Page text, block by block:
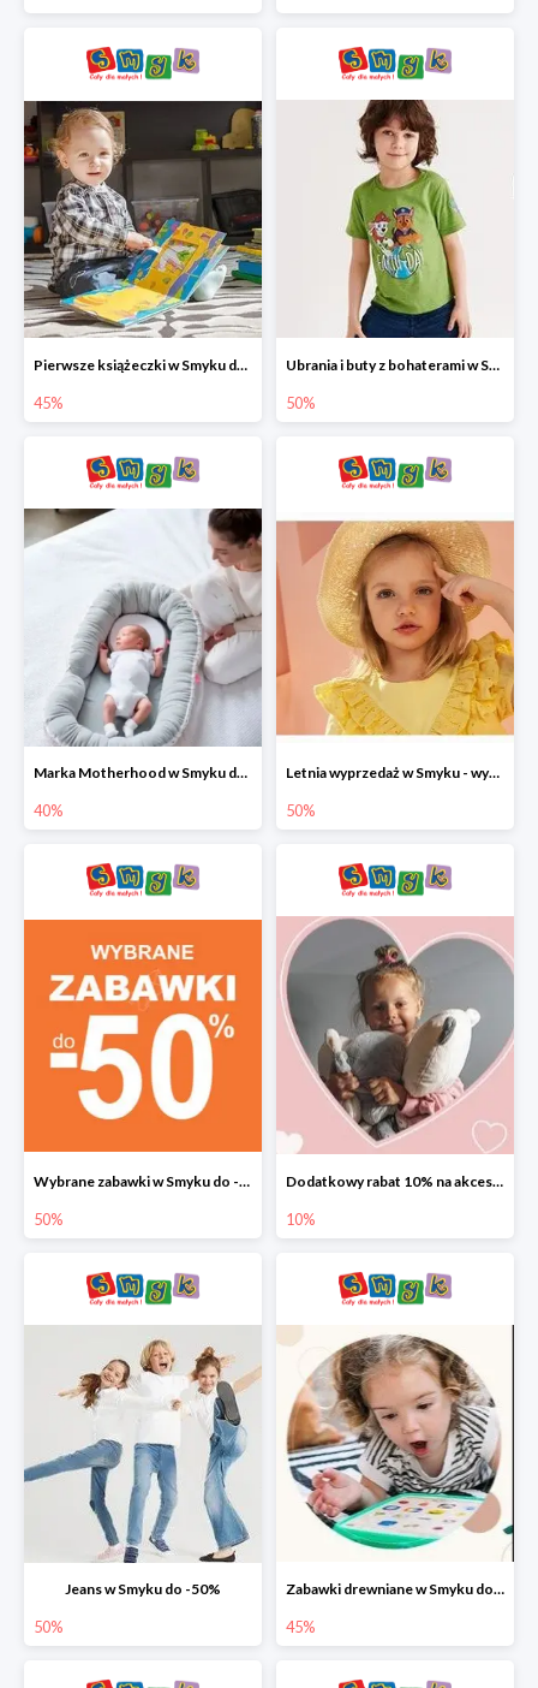
Pierwsze książeczki w Smyku do -45%
45%
Ubrania i buty z bohaterami w Smyku do -50%
50%
Marka Motherhood w Smyku do -40%
40%
Letnia wyprzedaż w Smyku - wybrane ubrania i buty do -50%
50%
Wybrane zabawki w Smyku do -50%
50%
Dodatkowy rabat 10% na akcesoria dziecięce
10%
Jeans w Smyku do -50%
50%
Zabawki drewniane w Smyku do -45%
45%